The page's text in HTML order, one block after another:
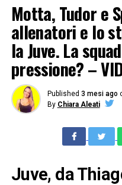
Motta, Tudor e
allenatori e lo
la Juve. La
pressione? –
Published 3 mesi ago
By Chiara Aleati
Juve, da